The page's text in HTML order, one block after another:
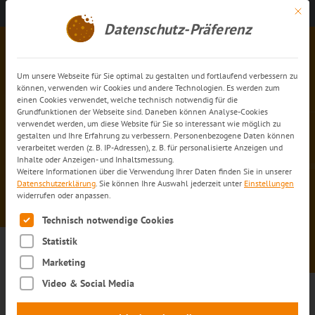
Kontakt aufnehmen
15 Tag der Pharmalogistik –
traumhaftes Wetter und ein
neuer Besucherrekord.
15 Tag der Pharmalogistik –
traumhaftes Wetter und ein
Mit
Datenschutz-Präferenz
Um unsere Webseite für Sie optimal zu gestalten und fortlaufend verbessern zu
können, verwenden wir Cookies und andere Technologien. Es werden zum
einen Cookies verwendet, welche technisch notwendig für die
Grundfunktionen der Webseite sind. Daneben können Analyse-Cookies
verwendet werden, um diese Website für Sie so interessant wie möglich zu
gestalten und Ihre Erfahrung zu verbessern. Personenbezogene Daten können
verarbeitet werden (z. B. IP-Adressen), z. B. für personalisierte Anzeigen und
Inhalte oder Anzeigen- und Inhaltsmessung.
Weitere Informationen über die Verwendung Ihrer Daten finden Sie in unserer
Datenschutzerklärung. Sie können Ihre Auswahl jederzeit unter Einstellungen
widerrufen oder anpassen.
Es folgt eine Liste der Service-Gruppen, für die eine
Technisch notwendige Cookies
Statistik
Marketing
Video & Social Media